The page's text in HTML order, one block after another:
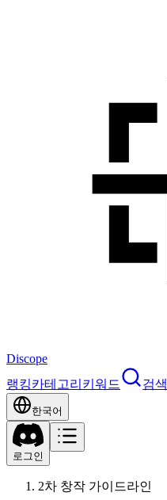
Discope
랭킹카테고리 키워드 검색
한국어
로그인
2차 창작 가이드라인